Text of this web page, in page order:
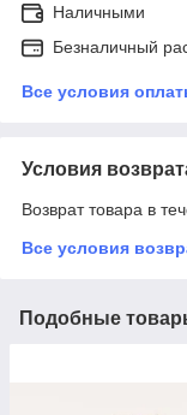
Наличными
Безналичный
Все условия
Условия
Возврат товара в
Все условия
Подобные